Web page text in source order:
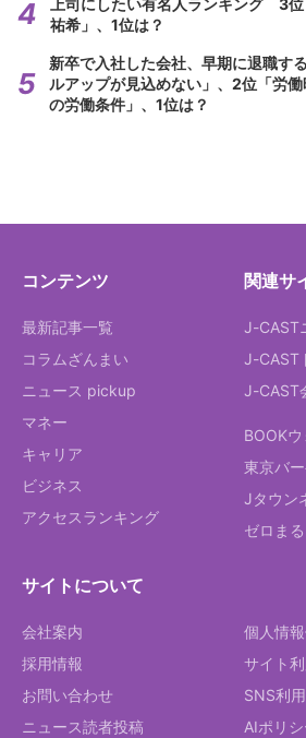
上司にしたい有名人ランキング 3
祐希」、1位は？
新卒で入社した会社、早期に退職
ルアップが見込めない」、2位「労
の労働条件」、1位は？
コンテンツ
最新記事一覧
コラムざんまい
ニュース pickup
マネー
キャリア
ビジネス
アクセスランキング
関連サ
J-CAST
J-CAST
J-CAST
BOOK
東京バ
Jタウン
ゼロまる
サイトについて
会社案内
採用情報
お問い合わせ
ニュース読者投稿
個人情
サイト
SNS利
AIポリ